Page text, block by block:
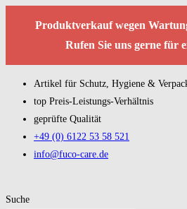
Produktverkauf wegen
Rufen Sie uns gerne für
Artikel für Schutz, Hygiene &
top Preis-Leistungs-Verhältnis
geprüfte Qualität
+49 (0) 6122 53 58 521
info@fuco-care.de
Suche